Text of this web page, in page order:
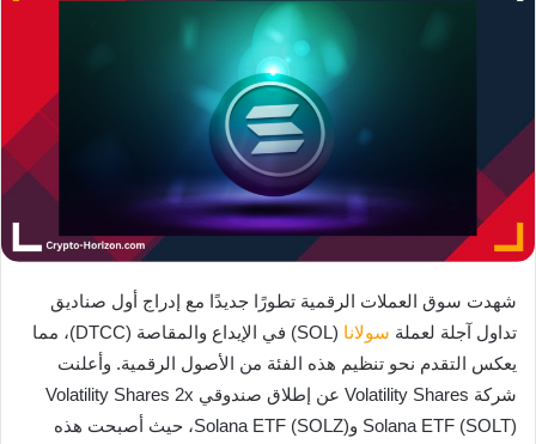
شهدت سوق العملات الرقمية تطورًا جديدًا مع إدراج أول صناديق
تداول آجلة لعملة سولانا
(SOL) في الإيداع والمقاصة (DTCC)، مما
يعكس التقدم نحو تنظيم هذه الفئة من الأصول الرقمية. وأعلنت
شركة Volatility Shares عن إطلاق صندوقي Volatility Shares 2x
Solana ETF (SOLT) وSolana ETF (SOLZ)، حيث أصبحت هذه